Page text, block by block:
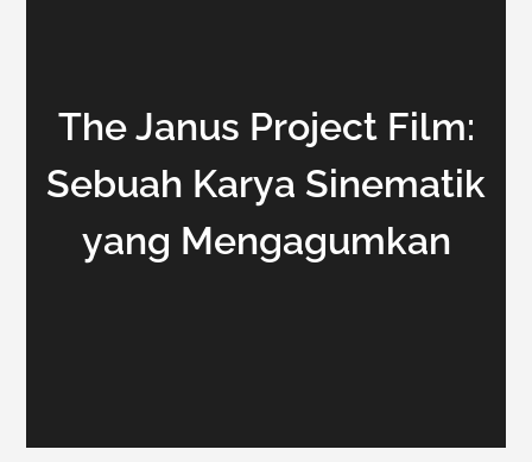
The Janus Project Film:
Sebuah Karya Sinematik
yang Mengagumkan